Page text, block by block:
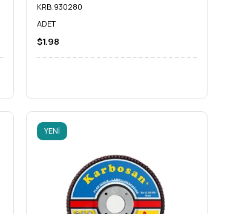
KRB.930280
ADET
$1.98
YENI